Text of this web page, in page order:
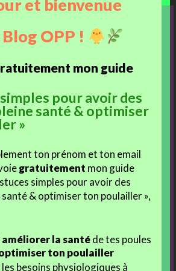
notre jardin !!
: on m’apporte sur un plateau le nouveau
(dans encore plusieurs moisiversaires…
poussins, et que parfoiselle ose me faire
enpoule de combat !!
et bienvenue
OPP !
mon guide
pour avoir des
santé & optimiser
»
ton prénom et ton email
gratuitement mon guide
simples pour avoir des
santé & optimiser ton poulailler »,
améliorer la santéde tes poules
ton poulailler
besoins physiologiques à